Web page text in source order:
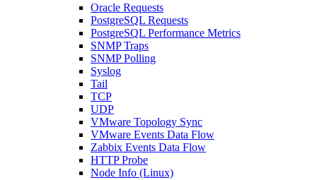
Oracle Requests
PostgreSQL Requests
PostgreSQL Performance Metrics
SNMP Traps
SNMP Polling
Syslog
Tail
TCP
UDP
VMware Topology Sync
VMware Events Data Flow
Zabbix Events Data Flow
HTTP Probe
Node Info (Linux)